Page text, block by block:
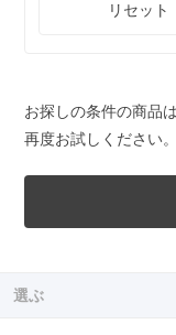
リセット
お探しの条件の商品
再度お試しください。
選ぶ